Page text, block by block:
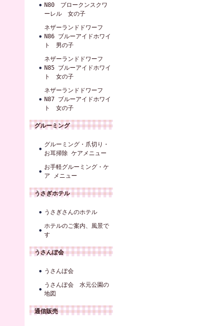
N80 ブロークンスクワ
ーレル 女の子
ネザーランドドワーフ
N86 ブルーアイドホワイ
ト 男の子
ネザーランドドワーフ
N85 ブルーアイドホワイ
ト 女の子
ネザーランドドワーフ
N87 ブルーアイドホワイ
ト 女の子
グルーミング
グルーミング・爪切り・
お耳掃除 ケアメニュー
お手軽グルーミング・ケ
ア メニュー
うさぎホテル
うさぎさんのホテル
ホテルのご案内、風景で
す
うさんぽ会
うさんぽ会
うさんぽ会 水元公園の
地図
通信販売